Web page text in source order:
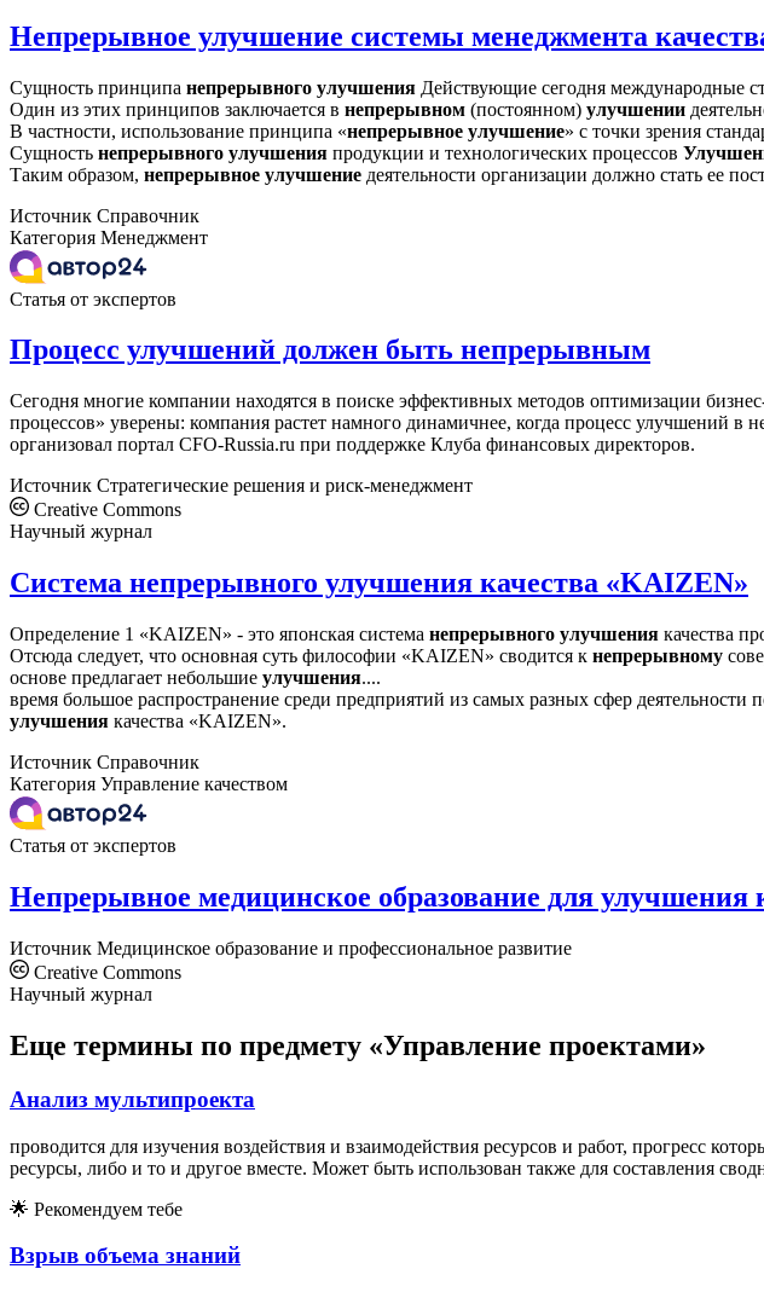
Непрерывное улучшение системы менеджмента
Сущность принципа непрерывного улучшения Действующие сегодня международные
Один из этих принципов заключается в непрерывном (постоянном) улучшении
В частности, использование принципа «непрерывное улучшение» с точки зрения
Сущность непрерывного улучшения продукции и технологических процессов
Таким образом, непрерывное улучшение деятельности организации должно стать ее
Источник Справочник
Категория Менеджмент
Статья от экспертов
Процесс улучшений должен быть непрерывным
Сегодня многие компании находятся в поиске эффективных методов оптимизации
процессов» уверены: компания растет намного динамичнее, когда процесс улучшений в
организовал портал CFO-Russia.ru при поддержке Клуба финансовых директоров.
Источник Стратегические решения и риск-менеджмент
Creative Commons
Научный журнал
Система непрерывного улучшения качества «KAIZEN»
Определение 1 «KAIZEN» - это японская система непрерывного улучшения качества
Отсюда следует, что основная суть философии «KAIZEN» сводится к непрерывному
основе предлагает небольшие улучшения....
время большое распространение среди предприятий из самых разных сфер деятельности
улучшения качества «KAIZEN».
Источник Справочник
Категория Управление качеством
Статья от экспертов
Непрерывное медицинское образование для
Источник Медицинское образование и профессиональное развитие
Creative Commons
Научный журнал
Еще термины по предмету «Управление проектами»
Анализ мультипроекта
проводится для изучения воздействия и взаимодействия ресурсов и работ, прогресс
ресурсы, либо и то и другое вместе. Может быть использован также для составления
🌟 Рекомендуем тебе
Взрыв объема знаний